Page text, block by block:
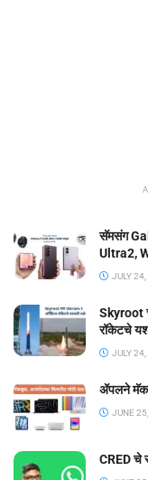
सॅमसंग
Ultra2,
JULY
Skyroot
रॉकेटचे
JULY
ॲपलने
JUNE
CRED चे